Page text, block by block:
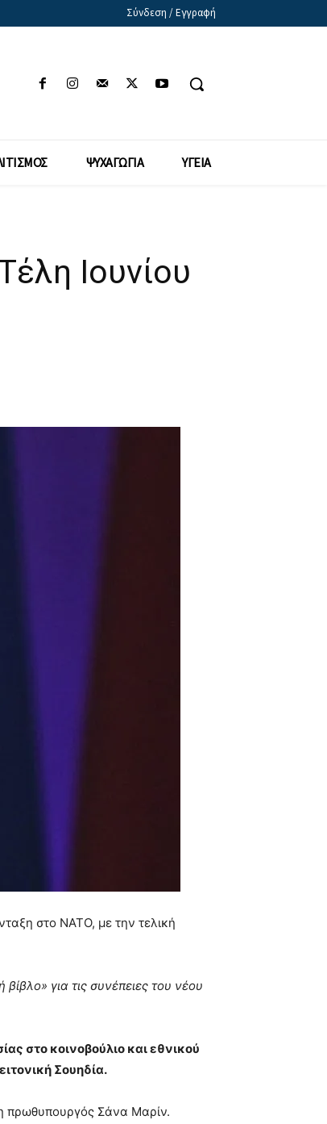
Σύνδεση / Εγγραφή
ΨΥΧΑΓΩΓΙΑ ΥΓΕΙΑ
Ιουνίου
στο NATO, με την τελική
για τις συνέπειες του νέου
στο κοινοβούλιο και εθνικού
Σουηδία.
πρωθυπουργός Σάνα Μαρίν.